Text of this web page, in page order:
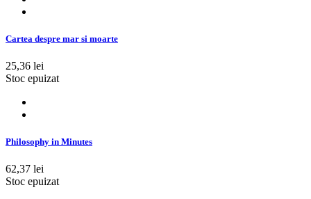
Cartea despre mar si moarte
25,36 lei
Stoc epuizat
Philosophy in Minutes
62,37 lei
Stoc epuizat